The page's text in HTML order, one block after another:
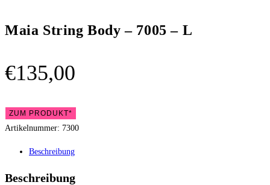
Maia String Body – 7005 – L
€135,00
ZUM PRODUKT*
Artikelnummer: 7300
Beschreibung
Beschreibung